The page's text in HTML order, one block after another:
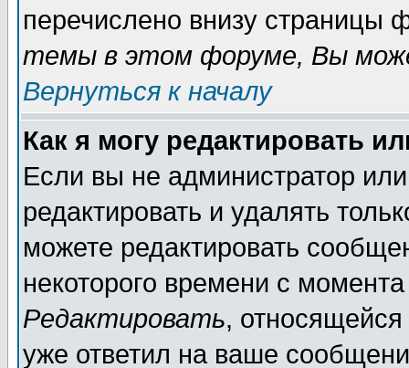
перечислено внизу страницы
темы в этом форуме, Вы
Вернуться к началу
Как я могу редактировать
Если вы не администратор
редактировать и удалять
можете редактировать
некоторого времени с
Редактировать,
уже ответил на ваше